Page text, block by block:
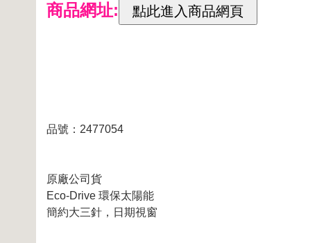
商品網址:
品號：2477054
原廠公司貨
Eco-Drive 環保太陽能
簡約大三針，日期視窗